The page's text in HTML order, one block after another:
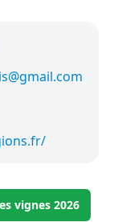
vignes 2026